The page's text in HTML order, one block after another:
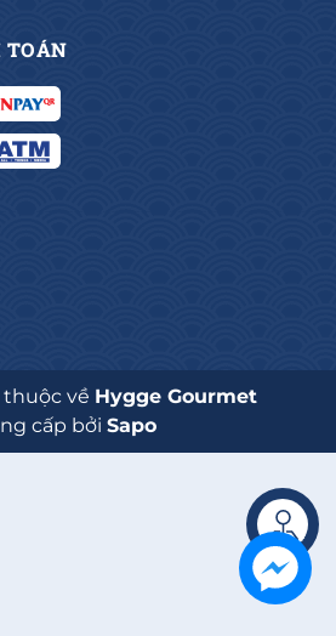
TOÁN
về Hygge Gourmet
cấp bởi Sapo
Liên hệ